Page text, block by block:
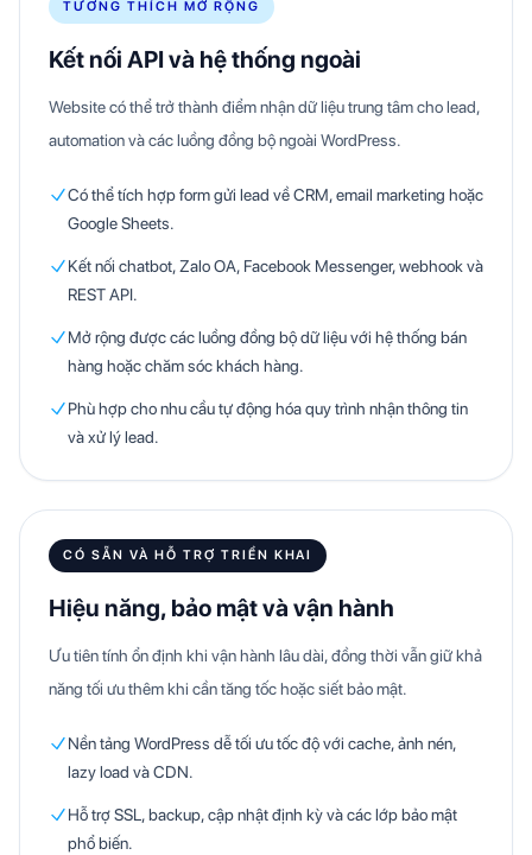
TƯƠNG THÍCH MỞ RỘNG
Kết nối API và hệ thống ngoài
Website có thể trở thành điểm nhận dữ liệu trung tâm cho lead,
automation và các luồng đồng bộ ngoài WordPress.
Có thể tích hợp form gửi lead về CRM, email marketing hoặc
Google Sheets.
Kết nối chatbot, Zalo OA, Facebook Messenger, webhook và
REST API.
Mở rộng được các luồng đồng bộ dữ liệu với hệ thống bán
hàng hoặc chăm sóc khách hàng.
Phù hợp cho nhu cầu tự động hóa quy trình nhận thông tin
và xử lý lead.
CÓ SẴN VÀ HỖ TRỢ TRIỂN KHAI
Hiệu năng, bảo mật và vận hành
Ưu tiên tính ổn định khi vận hành lâu dài, đồng thời vẫn giữ khả
năng tối ưu thêm khi cần tăng tốc hoặc siết bảo mật.
Nền tảng WordPress dễ tối ưu tốc độ với cache, ảnh nén,
lazy load và CDN.
Hỗ trợ SSL, backup, cập nhật định kỳ và các lớp bảo mật
phổ biến.